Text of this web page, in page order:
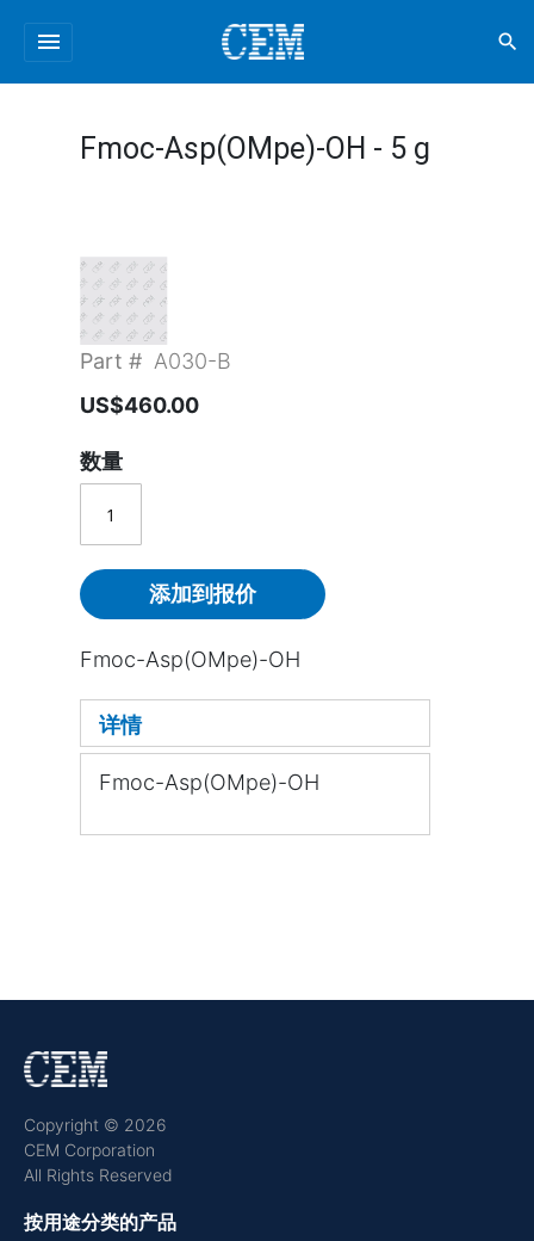
menu search
Fmoc-Asp(OMpe)-OH - 5 g
Part # A030-B
US$460.00
数量
添加到报价
Fmoc-Asp(OMpe)-OH
详情
Fmoc-Asp(OMpe)-OH
Copyright © 2026
CEM Corporation
All Rights Reserved
按用途分类的产品